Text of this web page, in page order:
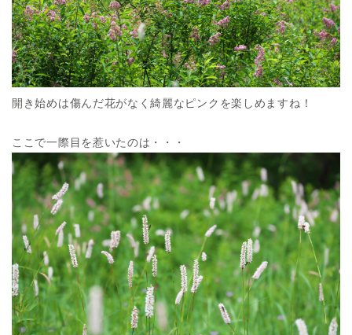
開き始めは傷んだ花がなく綺麗なピンクを楽しめますね！
ここで一際目を惹いたのは・・・